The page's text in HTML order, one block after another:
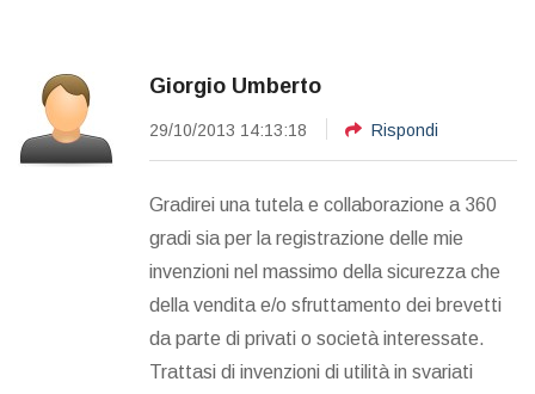
Giorgio Umberto
29/10/2013 14:13:18 Rispondi
Gradirei una tutela e collaborazione a 360
gradi sia per la registrazione delle mie
invenzioni nel massimo della sicurezza che
della vendita e/o sfruttamento dei brevetti
da parte di privati o società interessate.
Trattasi di invenzioni di utilità in svariati